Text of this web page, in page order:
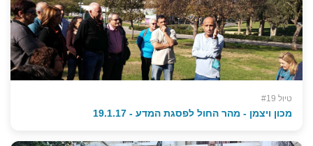
טיול #19
מכון ויצמן - מהר החול לפסגת המדע - 19.1.17